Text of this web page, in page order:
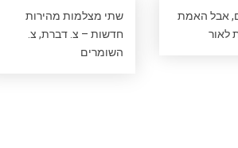
שתי מצלמות מהירות
חדשות – צ. דברת, צ.
השומרים
6 שנים, אבל האמת
לאור